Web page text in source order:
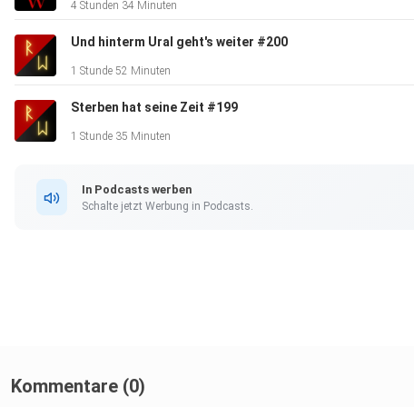
4 Stunden 34 Minuten
Und hinterm Ural geht's weiter #200
1 Stunde 52 Minuten
Sterben hat seine Zeit #199
1 Stunde 35 Minuten
In Podcasts werben
Schalte jetzt Werbung in Podcasts.
Kommentare (0)